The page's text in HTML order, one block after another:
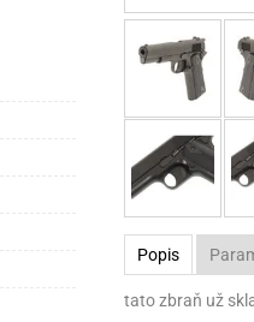
Zásobníky
Příslušenství pro zbraně na
Brokovnice opakovací
Brokovnice samonabíjecí
Zavírací nože
Kuchyňské nože
Příslušenství pro nože
Popis
tato zbraň už